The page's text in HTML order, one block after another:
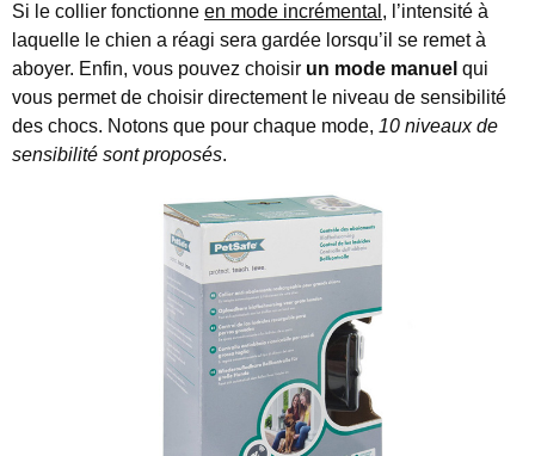
Si le collier fonctionne en mode incrémental , l’intensité à
laquelle le chien a réagi sera gardée lorsqu’il se remet à
aboyer. Enfin, vous pouvez choisir un mode manuel qui
vous permet de choisir directement le niveau de sensibilité
des chocs. Notons que pour chaque mode, 10 niveaux de
sensibilité sont proposés.